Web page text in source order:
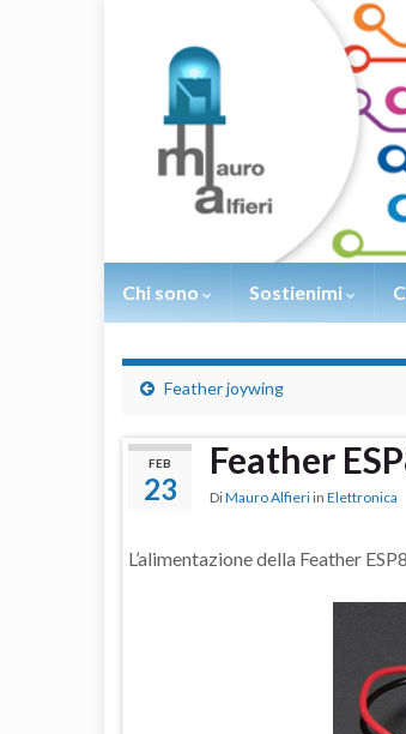
Chi sono Sostienimi
Feather joywing
FEB
23
Feather
DiMauro Alfieri in Elettronica
L’alimentazione della Feather